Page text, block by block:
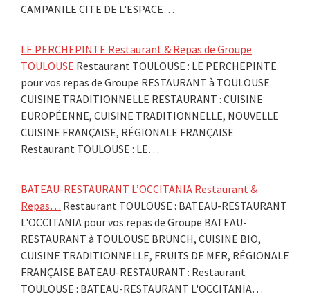
CAMPANILE CITE DE L'ESPACE…
LE PERCHEPINTE Restaurant & Repas de Groupe
TOULOUSE Restaurant TOULOUSE : LE PERCHEPINTE
pour vos repas de Groupe RESTAURANT à TOULOUSE
CUISINE TRADITIONNELLE RESTAURANT : CUISINE
EUROPÉENNE, CUISINE TRADITIONNELLE, NOUVELLE
CUISINE FRANÇAISE, RÉGIONALE FRANÇAISE
Restaurant TOULOUSE : LE…
BATEAU-RESTAURANT L’OCCITANIA Restaurant &
Repas… Restaurant TOULOUSE : BATEAU-RESTAURANT
L'OCCITANIA pour vos repas de Groupe BATEAU-
RESTAURANT à TOULOUSE BRUNCH, CUISINE BIO,
CUISINE TRADITIONNELLE, FRUITS DE MER, RÉGIONALE
FRANÇAISE BATEAU-RESTAURANT : Restaurant
TOULOUSE : BATEAU-RESTAURANT L'OCCITANIA…